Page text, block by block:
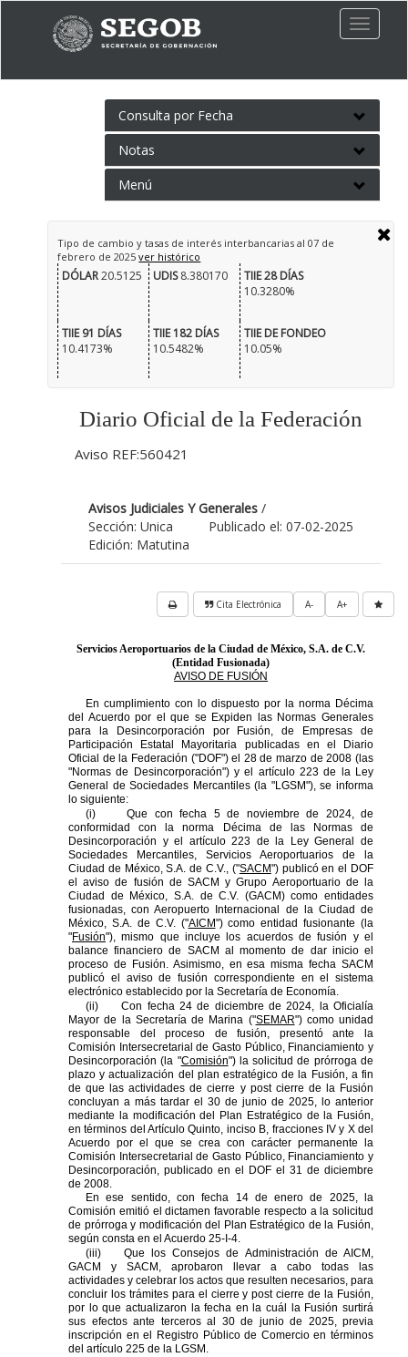
Toggle
Consulta por Fecha
Notas
Menú
Tipo de cambio y tasas de interés interbancarias al 07 de
febrero de 2025ver histórico
DÓLAR20.5125 UDIS8.380170
TIIE 28 DÍAS
10.3280%
TIIE 91 DÍAS
10.4173%
TIIE 182 DÍAS
10.5482%
TIIE DE FONDEO
10.05%
Diario Oficial de la Federación
Aviso REF:560421
Avisos Judiciales Y Generales /
Publicado el: 07-02-2025
Sección: Unica
Edición: Matutina
A+
A-
Cita Electrónica